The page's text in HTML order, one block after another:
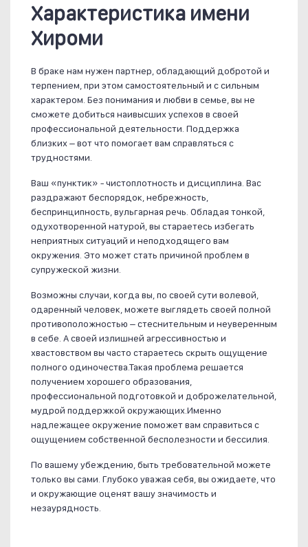
Характеристика имени
Хироми
В браке нам нужен партнер, обладающий добротой и
терпением, при этом самостоятельный и с сильным
характером. Без понимания и любви в семье, вы не
сможете добиться наивысших успехов в своей
профессиональной деятельности. Поддержка
близких – вот что помогает вам справляться с
трудностями.
Ваш «пунктик» - чистоплотность и дисциплина. Вас
раздражают беспорядок, небрежность,
беспринципность, вульгарная речь. Обладая тонкой,
одухотворенной натурой, вы стараетесь избегать
неприятных ситуаций и неподходящего вам
окружения. Это может стать причиной проблем в
супружеской жизни.
Возможны случаи, когда вы, по своей сути волевой,
одаренный человек, можете выглядеть своей полной
противоположностью – стеснительным и неуверенным
в себе. А своей излишней агрессивностью и
хвастовством вы часто стараетесь скрыть ощущение
полного одиночества.Такая проблема решается
получением хорошего образования,
профессиональной подготовкой и доброжелательной,
мудрой поддержкой окружающих.Именно
надлежащее окружение поможет вам справиться с
ощущением собственной бесполезности и бессилия.
По вашему убеждению, быть требовательной можете
только вы сами. Глубоко уважая себя, вы ожидаете, что
и окружающие оценят вашу значимость и
незаурядность.